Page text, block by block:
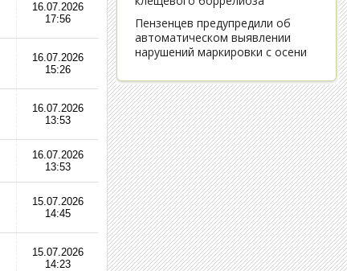
16.07.2026
17:56
16.07.2026
15:26
16.07.2026
13:53
16.07.2026
13:53
15.07.2026
14:45
15.07.2026
14:23